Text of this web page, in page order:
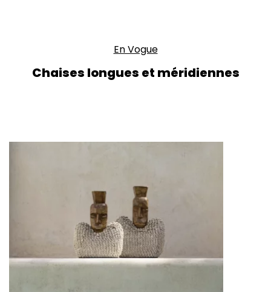
En Vogue
Chaises longues et méridiennes